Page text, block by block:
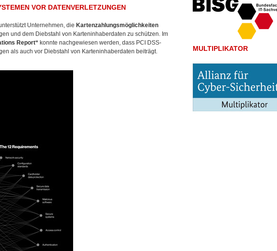
VOR DATENVERLETZUNGEN
Unternehmen, die Kartenzahlungsmöglichkeiten
und dem Diebstahl von Karteninhaberdaten zu schützen. Im
Report“ konnte nachgewiesen werden, dass PCI DSS-
als auch vor Diebstahl von Karteninhaberdaten beiträgt.
MULTIPLIKATOR